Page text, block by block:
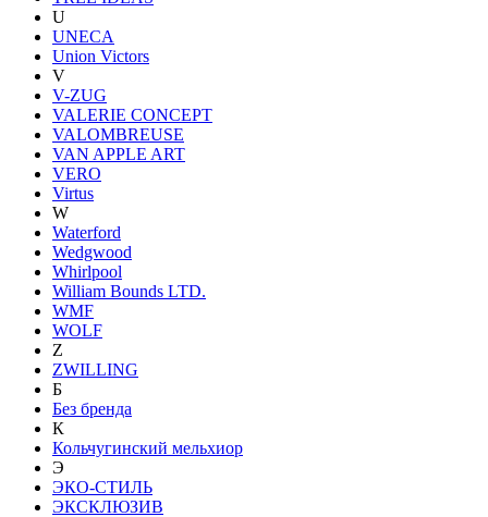
U
UNECA
Union Victors
V
V-ZUG
VALERIE CONCEPT
VALOMBREUSE
VAN APPLE ART
VERO
Virtus
W
Waterford
Wedgwood
Whirlpool
William Bounds LTD.
WMF
WOLF
Z
ZWILLING
Б
Без бренда
К
Кольчугинский мельхиор
Э
ЭКО-СТИЛЬ
ЭКСКЛЮЗИВ